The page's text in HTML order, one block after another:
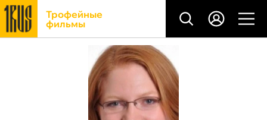
Трофейные
фильмы